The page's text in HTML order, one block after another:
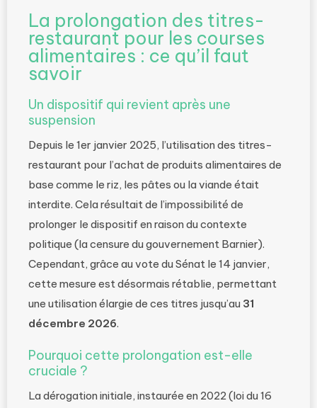
La prolongation des titres-
restaurant pour les courses
alimentaires : ce qu’il faut
savoir
Un dispositif qui revient après une
suspension
Depuis le 1er janvier 2025, l’utilisation des titres-
restaurant pour l’achat de produits alimentaires de
base comme le riz, les pâtes ou la viande était
interdite. Cela résultait de l’impossibilité de
prolonger le dispositif en raison du contexte
politique (la censure du gouvernement Barnier).
Cependant, grâce au vote du Sénat le 14 janvier,
cette mesure est désormais rétablie, permettant
une utilisation élargie de ces titres jusqu’au 31
décembre 2026.
Pourquoi cette prolongation est-elle
cruciale ?
La dérogation initiale, instaurée en 2022 (loi du 16